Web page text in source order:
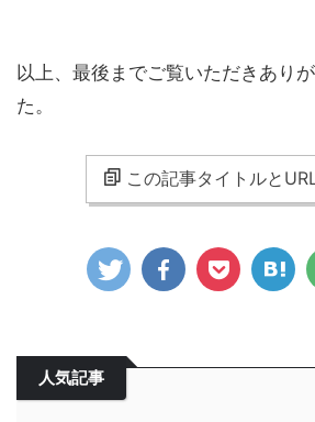
以上、最後までご覧いただきあり
た。
この記事タイトルと
人気記事